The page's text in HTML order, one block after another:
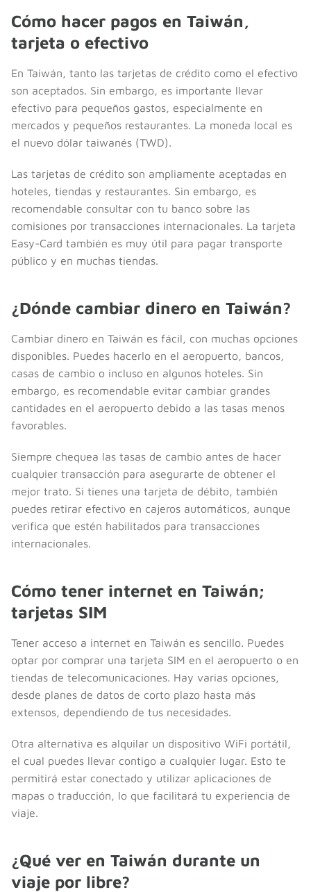
Cómo hacer pagos en Taiwán,
tarjeta o efectivo
En Taiwán, tanto las tarjetas de crédito como el efectivo
son aceptados. Sin embargo, es importante llevar
efectivo para pequeños gastos, especialmente en
mercados y pequeños restaurantes. La moneda local es
el nuevo dólar taiwanés (TWD).
Las tarjetas de crédito son ampliamente aceptadas en
hoteles, tiendas y restaurantes. Sin embargo, es
recomendable consultar con tu banco sobre las
comisiones por transacciones internacionales. La tarjeta
Easy-Card también es muy útil para pagar transporte
público y en muchas tiendas.
¿Dónde cambiar dinero en Taiwán?
Cambiar dinero en Taiwán es fácil, con muchas opciones
disponibles. Puedes hacerlo en el aeropuerto, bancos,
casas de cambio o incluso en algunos hoteles. Sin
embargo, es recomendable evitar cambiar grandes
cantidades en el aeropuerto debido a las tasas menos
favorables.
Siempre chequea las tasas de cambio antes de hacer
cualquier transacción para asegurarte de obtener el
mejor trato. Si tienes una tarjeta de débito, también
puedes retirar efectivo en cajeros automáticos, aunque
verifica que estén habilitados para transacciones
internacionales.
Cómo tener internet en Taiwán;
tarjetas SIM
Tener acceso a internet en Taiwán es sencillo. Puedes
optar por comprar una tarjeta SIM en el aeropuerto o en
tiendas de telecomunicaciones. Hay varias opciones,
desde planes de datos de corto plazo hasta más
extensos, dependiendo de tus necesidades.
Otra alternativa es alquilar un dispositivo WiFi portátil,
el cual puedes llevar contigo a cualquier lugar. Esto te
permitirá estar conectado y utilizar aplicaciones de
mapas o traducción, lo que facilitará tu experiencia de
viaje.
¿Qué ver en Taiwán durante un
viaje por libre?